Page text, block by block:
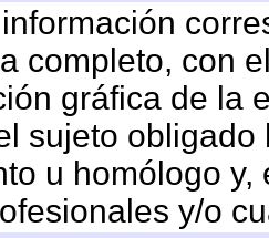
completo, con
gráfica de la
sujeto
u homólogo
y/o